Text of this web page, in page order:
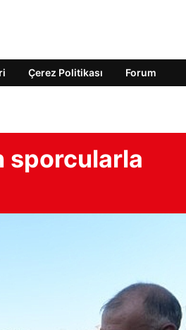
Çerez Politikası Forum
sporcularla